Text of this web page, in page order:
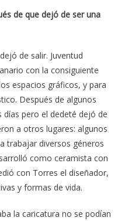
de que dejó de ser una
de salir. Juventud
con la consiguiente
espacios gráficos, y para
Después de algunos
días pero el dedeté dejó de
a otros lugares: algunos
trabajar diversos géneros
como ceramista con
con Torres el diseñador,
y formas de vida.
la caricatura no se podían